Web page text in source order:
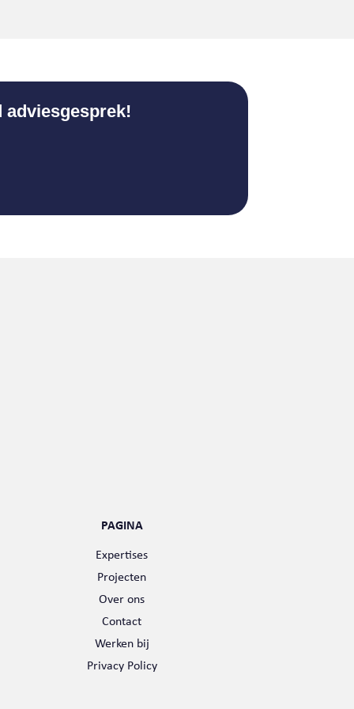
adviesgesprek!
PAGINA
Expertises
Projecten
Over ons
Contact
Werken bij
Privacy Policy